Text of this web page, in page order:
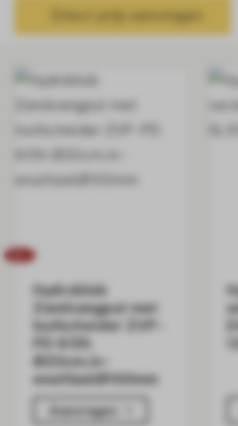
Direct prijs aanvragen
Gerelateerde
Hydroblob
Zandvangput met
loofscheider ZVP-
Ø20cm,in-
enuitlaatØ100mm
Aanvragen